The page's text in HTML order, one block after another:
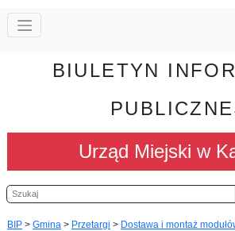
BIULETYN
Urząd Miejski w
Szukaj
BIP > Gmina > Przetargi > Dostawa i montaż